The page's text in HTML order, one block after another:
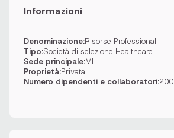
Informazioni
Denominazione:Risorse Professional
Tipo:Società di selezione Healthcare
Sede principale:MI
Proprietà:Privata
Numero dipendenti e collaboratori:200